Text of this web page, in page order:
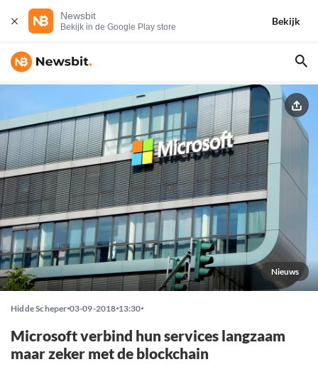
Newsbit
Bekijk in de Google Play store
Bekijk
Nieuws
Hidde Scheper 03-09-2018 13:30
Microsoft verbind hun services langzaam
maar zeker met de blockchain